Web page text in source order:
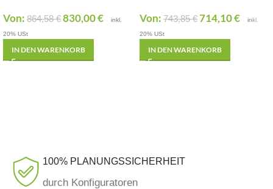
Von: 864,58€830,00€ inkl.
20% USt
IN DEN WARENKORB
Von: 743,85€714,10€ inkl.
20% USt
IN DEN WARENKORB
100% PLANUNGSSICHERHEIT
durch Konfiguratoren